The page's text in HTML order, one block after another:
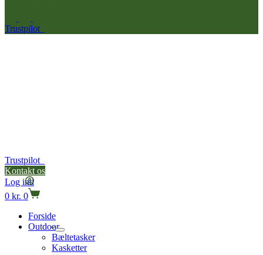
Trustpilot
Trustpilot
Kontakt os
Log ind
0 kr. 0
Forside
Outdoor
Bæltetasker
Kasketter